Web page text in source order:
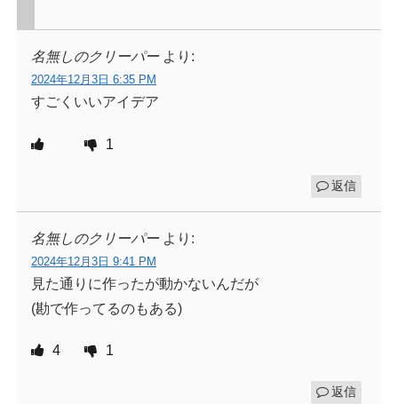
名無しのクリーパー より:
2024年12月3日 6:35 PM
すごくいいアイデア
1
返信
名無しのクリーパー より:
2024年12月3日 9:41 PM
見た通りに作ったが動かないんだが
(勘で作ってるのもある)
4 1
返信